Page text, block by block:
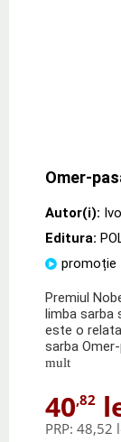
Omer-
Autor(i):
Editura:
promoție
Premiul
limba sarba
este o
sarba
mult
40,82
PRP: 48,52